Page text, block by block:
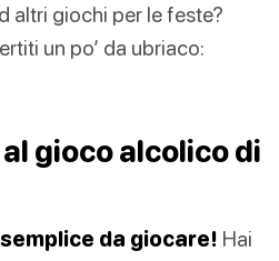
altri giochi per le feste?
un po’ da ubriaco:
gioco alcolico di
da giocare! Hai